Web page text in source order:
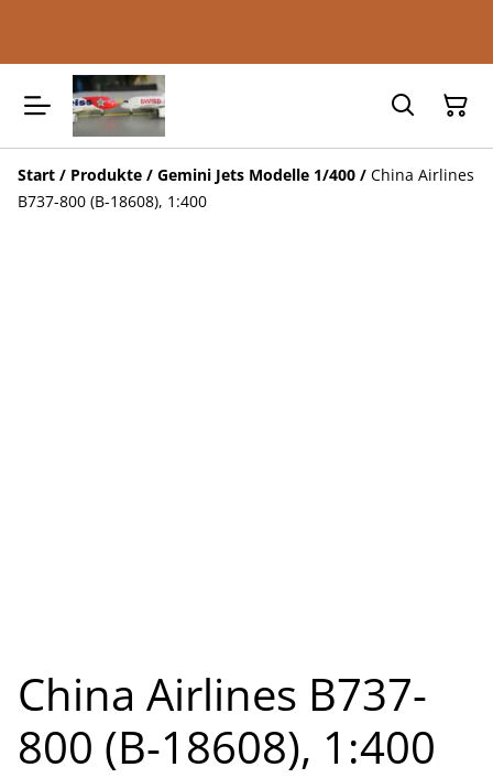
Start / Produkte / Gemini Jets Modelle 1/400 / China Airlines
B737-800 (B-18608), 1:400
China Airlines B737-
800 (B-18608), 1:400